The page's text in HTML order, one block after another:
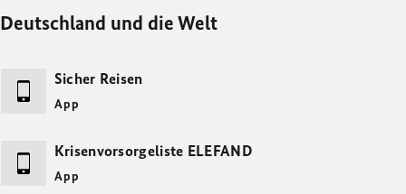
Deutschland und die Welt
Sicher Reisen
App
Krisenvorsorgeliste ELEFAND
App